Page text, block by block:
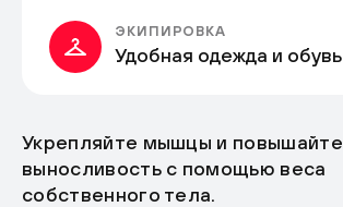
ЭКИПИРОВКА
Удобная одежда и обувь
Укрепляйте мышцы и повышайте
выносливость с помощью веса
собственного тела.